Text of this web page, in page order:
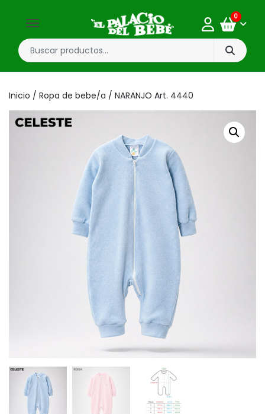
0
Inicio / Ropa de bebe/a / NARANJO Art. 4440